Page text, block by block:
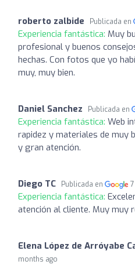
roberto zalbide Publicada en
Experiencia fantástica: Muy
profesional y buenos
hechas. Con fotos que yo
muy, muy bien.
Daniel Sanchez Publicada en
Experiencia fantástica: Web
rapidez y materiales de muy
y gran atención.
Diego TC Publicada en
Experiencia fantástica:
atención al cliente. Muy muy
Elena López de Arróyabe
months ago